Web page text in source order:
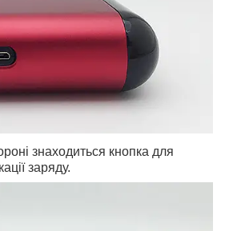
знаходиться кнопка для
заряду.